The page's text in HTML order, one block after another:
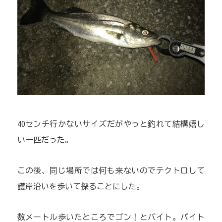
40センチ行かないサイズだがやっと釣れて結構嬉し
い一匹だった。
この後、同じ場所では何も来ないのでテクトロして
護岸沿いを歩いて探ることにした。
数メートル歩いたところでゴン！とバイト。バイト